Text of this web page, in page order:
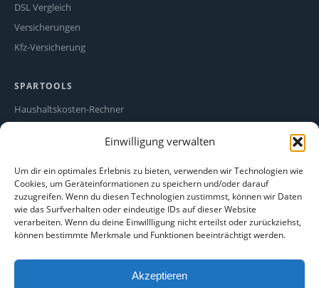
Einwilligung verwalten
Um dir ein optimales Erlebnis zu bieten, verwenden wir Technologien wie
Cookies, um Geräteinformationen zu speichern und/oder darauf
zuzugreifen. Wenn du diesen Technologien zustimmst, können wir Daten
wie das Surfverhalten oder eindeutige IDs auf dieser Website
verarbeiten. Wenn du deine Einwillligung nicht erteilst oder zurückziehst,
können bestimmte Merkmale und Funktionen beeinträchtigt werden.
Akzeptieren
DSL Vergleich
Versicherungen
Kfz-Versicherung
SPARTOOLS
Haushaltskosten-Rechner
Alle Spartipps
RECHTLICHES
Impressum